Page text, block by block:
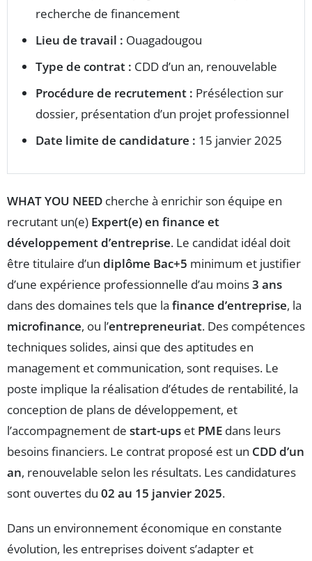
recherche de financement
Lieu de travail : Ouagadougou
Type de contrat : CDD d’un an, renouvelable
Procédure de recrutement : Présélection sur
dossier, présentation d’un projet professionnel
Date limite de candidature : 15 janvier 2025
WHAT YOU NEED cherche à enrichir son équipe en
recrutant un(e) Expert(e) en finance et
développement d’entreprise. Le candidat idéal doit
être titulaire d’un diplôme Bac+5 minimum et justifier
d’une expérience professionnelle d’au moins3 ans
dans des domaines tels que la finance d’entreprise, la
microfinance, ou l’entrepreneuriat. Des compétences
techniques solides, ainsi que des aptitudes en
management et communication, sont requises. Le
poste implique la réalisation d’études de rentabilité, la
conception de plans de développement, et
l’accompagnement de start-ups et PME dans leurs
besoins financiers. Le contrat proposé est un CDD d’un
an, renouvelable selon les résultats. Les candidatures
sont ouvertes du 02 au 15 janvier 2025.
Dans un environnement économique en constante
évolution, les entreprises doivent s’adapter et